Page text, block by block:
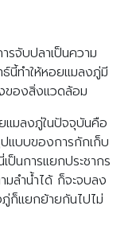
รจับปลาเป็นความ
นี้ทำให้หอยแมลงภู่มี
ของสิ่งแวดล้อม
แมลงภู่ในปัจจุบันคือ
แบบของการกักเก็บ
ป็นการแยกประชากร
มลำน้ำได้ ก็จะจบลง
ก็แยกย้ายกันไปไม่